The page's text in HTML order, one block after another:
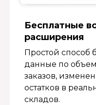
Бесплатные
расширения
Простой способ
данные по
заказов,
остатков в
складов.